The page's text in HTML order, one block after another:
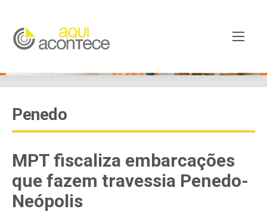
Penedo
MPT fiscaliza embarcações
que fazem travessia Penedo-
Neópolis